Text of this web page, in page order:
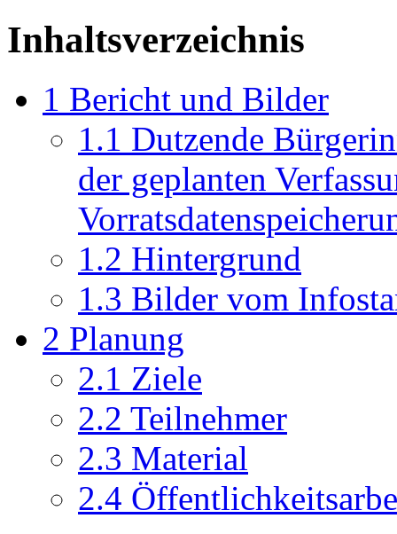
Inhaltsverzeichnis
1 Bericht und Bilder
1.1 Dutzende
der geplanten
1.2 Hintergrund
1.3 Bilder vom
2 Planung
2.1 Ziele
2.2 Teilnehmer
2.3 Material
2.4